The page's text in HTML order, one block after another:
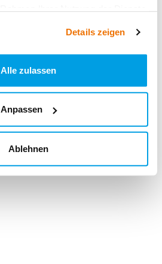
Details zeigen
Alle zulassen
Anpassen
Ablehnen